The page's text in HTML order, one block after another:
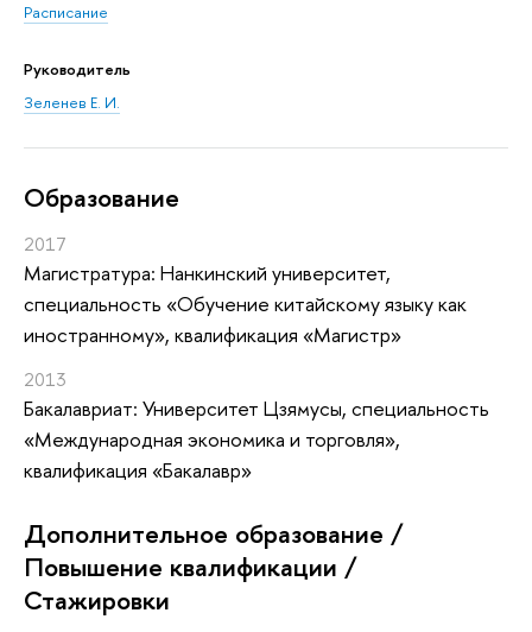
Расписание
Руководитель
Зеленев Е. И.
Oбразование
2017
Магистратура: Нанкинский университет,
специальность «Обучение китайскому языку как
иностранному», квалификация «Магистр»
2013
Бакалавриат: Университет Цзямусы, специальность
«Международная экономика и торговля»,
квалификация «Бакалавр»
Дополнительное образование /
Повышение квалификации /
Стажировки